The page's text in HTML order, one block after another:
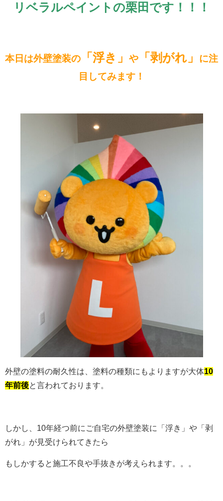
リベラルペイントの栗田です！！！
本日は外壁塗装の 「浮き」 や 「剥がれ」
に注
目してみます！
外壁の塗料の耐久性は、塗料の種類にもよりますが大体10
年前後と言われております。
しかし、10年経つ前にご自宅の外壁塗装に「浮き」や「剥
がれ」が見受けられてきたら
もしかすると施工不良や手抜きが考えられます。。。